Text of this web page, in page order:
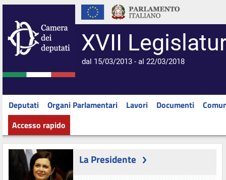
XVII
dal 15/03/2013 - al 22/03/2018
Deputati Organi Parlamentari Lavori Documenti
Accesso rapido
La Presidente